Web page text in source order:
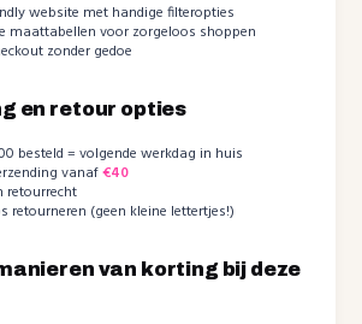
website met handige filteropties
maattabellen voor zorgeloos shoppen
zonder gedoe
en retour opties
besteld = volgende werkdag in huis
vanaf€40
retourrecht
retourneren (geen kleine lettertjes!)
van korting bij deze